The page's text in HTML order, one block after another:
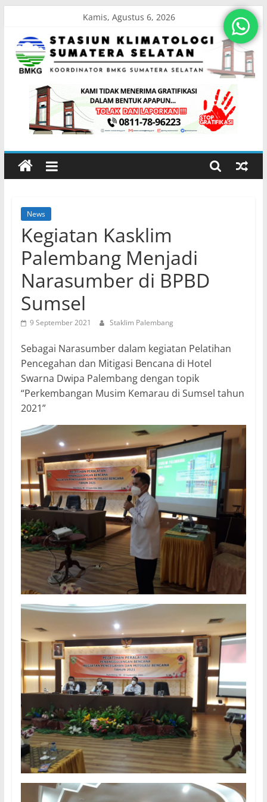
content
Kamis, Agustus 6, 2026
Stasiun
Klimatologi
Sumatera
Koordinator
BMKG
Sumatera
Selatan
News
Kegiatan Kasklim
Palembang Menjadi
Narasumber di BPBD
Sumsel
9 September 2021 Staklim Palembang
Sebagai Narasumber dalam kegiatan Pelatihan
Pencegahan dan Mitigasi Bencana di Hotel
Swarna Dwipa Palembang dengan topik
“Perkembangan Musim Kemarau di Sumsel tahun
2021”